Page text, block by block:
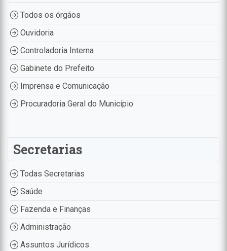
Todos os órgãos
Ouvidoria
Controladoria Interna
Gabinete do Prefeito
Imprensa e Comunicação
Procuradoria Geral do Município
Secretarias
Todas Secretarias
Saúde
Fazenda e Finanças
Administração
Assuntos Jurídicos